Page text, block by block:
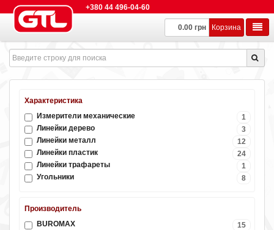
+380 44 496-04-60
0.00 грн Корзина
Характеристика
1
Измерители механические
3
Линейки дерево
12
Линейки металл
24
Линейки пластик
1
Линейки трафареты
8
Угольники
Производитель
15
BUROMAX